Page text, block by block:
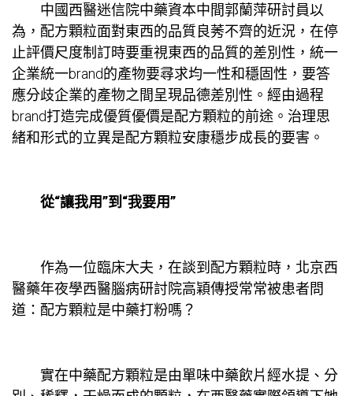
中國西醫迷信院中藥資本中間郭蘭萍研討員以
為，配方顆粒面對東西的品質良莠不齊的近況，在停
止評價尺度制訂時要重視東西的品質的差別性，統一
企業統一brand的產物要尋求均一性和穩固性，要答
應分歧企業的產物之間呈現品德差別性。經由過程
brand打造完成優質優價是配方顆粒的前途。治理思
緒和形式的立異是配方顆粒安康穩步成長的要害。
從“讓我用”到“我要用”
作為一位臨床大夫，在談到配方顆粒時，北京西
醫藥年夜學西醫腦病研討院高穎傳授常常被患者問
道：配方顆粒是中藥打粉嗎？
實在中藥配方顆粒是由單味中藥飲片經水提、分